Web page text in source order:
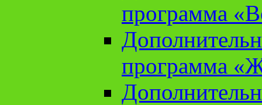
программа
программа